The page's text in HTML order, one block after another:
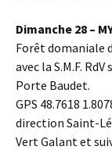
Dimanche 28 –
Forêt domaniale
avec la S.M.F.
Porte Baudet.
GPS 48.7618
direction Saint-
Vert Galant et